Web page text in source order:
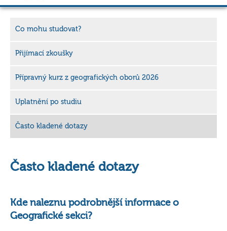
Co mohu studovat?
Přijímací zkoušky
Přípravný kurz z geografických oborů 2026
Uplatnění po studiu
Často kladené dotazy
Často kladené dotazy
Kde naleznu podrobnější informace o
Geografické sekci?